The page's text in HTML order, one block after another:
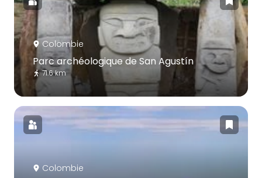
Colombie
Parc archéologique de San Agustín
71.6 km
Colombie